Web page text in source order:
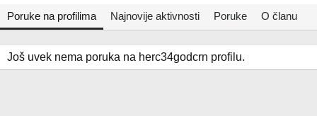
Poruke na profilima Najnovije aktivnosti Poruke O članu
Još uvek nema poruka na herc34godcrn profilu.